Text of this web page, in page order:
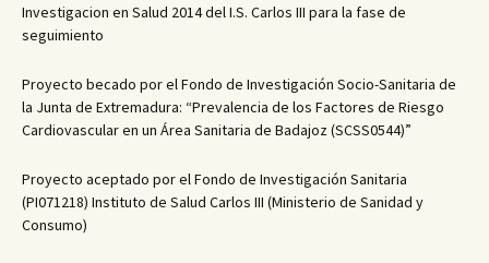
Investigacion en Salud 2014 del I.S. Carlos III para la fase de
seguimiento
Proyecto becado por el Fondo de Investigación Socio-Sanitaria de
la Junta de Extremadura: “Prevalencia de los Factores de Riesgo
Cardiovascular en un Área Sanitaria de Badajoz (SCSS0544)”
Proyecto aceptado por el Fondo de Investigación Sanitaria
(PI071218) Instituto de Salud Carlos III (Ministerio de Sanidad y
Consumo)